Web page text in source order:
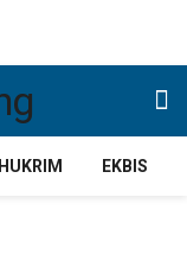
HUKRIM EKBIS